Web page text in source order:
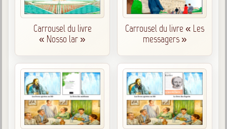
Gabriel Delanne
1857-1926
1910-2002
Divaldo Franco
1927-2025
Bibliothèque
Carrousel du livre
« Nosso lar »
Carrousel du livre « Les
messagers »